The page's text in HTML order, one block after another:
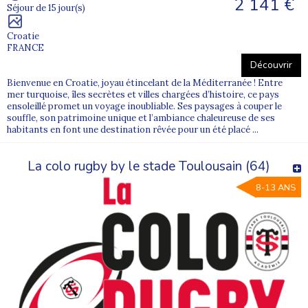
Pour aller plus loin
Quelles sont les meilleures colonies de vacances ?
Comment se passe une colonie de vacances ?
Séjour de 15 jour(s)
Croatie
FRANCE
2 141 €
Découvrir
Bienvenue en Croatie, joyau étincelant de la Méditerranée ! Entre
mer turquoise, îles secrètes et villes chargées d’histoire, ce pays
ensoleillé promet un voyage inoubliable. Ses paysages à couper le
souffle, son patrimoine unique et l’ambiance chaleureuse de ses
habitants en font une destination rêvée pour un été placé ...
La colo rugby by le stade Toulousain (64)
8-13 ANS